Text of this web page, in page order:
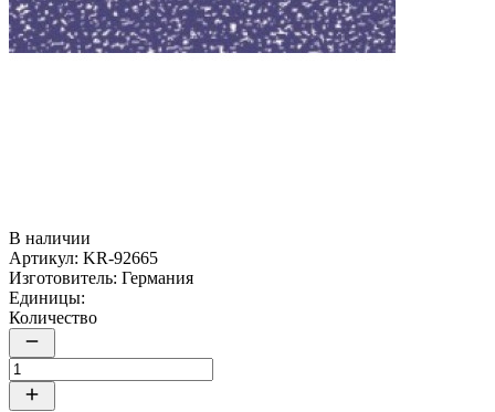
В наличии
Артикул: KR-92665
Изготовитель: Германия
Единицы:
Количество